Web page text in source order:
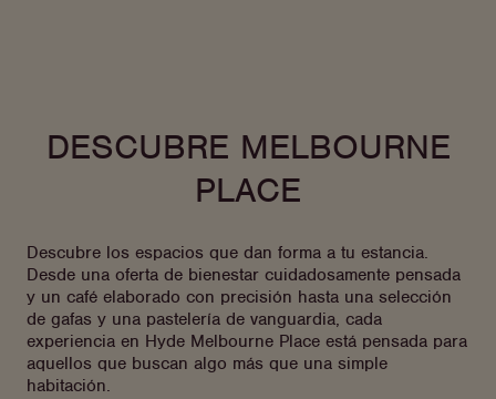
DESCUBRE MELBOURNE
PLACE
Descubre los espacios que dan forma a tu estancia.
Desde una oferta de bienestar cuidadosamente pensada
y un café elaborado con precisión hasta una selección
de gafas y una pastelería de vanguardia, cada
experiencia en Hyde Melbourne Place está pensada para
aquellos que buscan algo más que una simple
habitación.